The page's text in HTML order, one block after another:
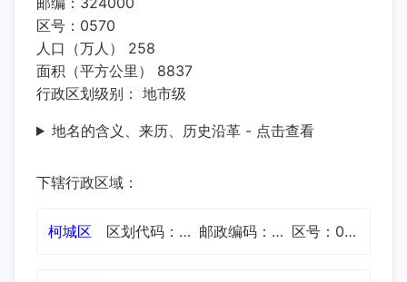
区号：0570
人口（万人） 258
面积（平方公里） 8837
行政区划级别： 地市级
地名的含义、来历、历史沿革 - 点击查看
下辖行政区域：
柯城区 区划代码：330802 邮政编码：324100 区号：0570